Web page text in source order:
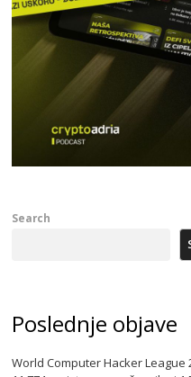
Search
Poslednje objave
World Computer Hacker